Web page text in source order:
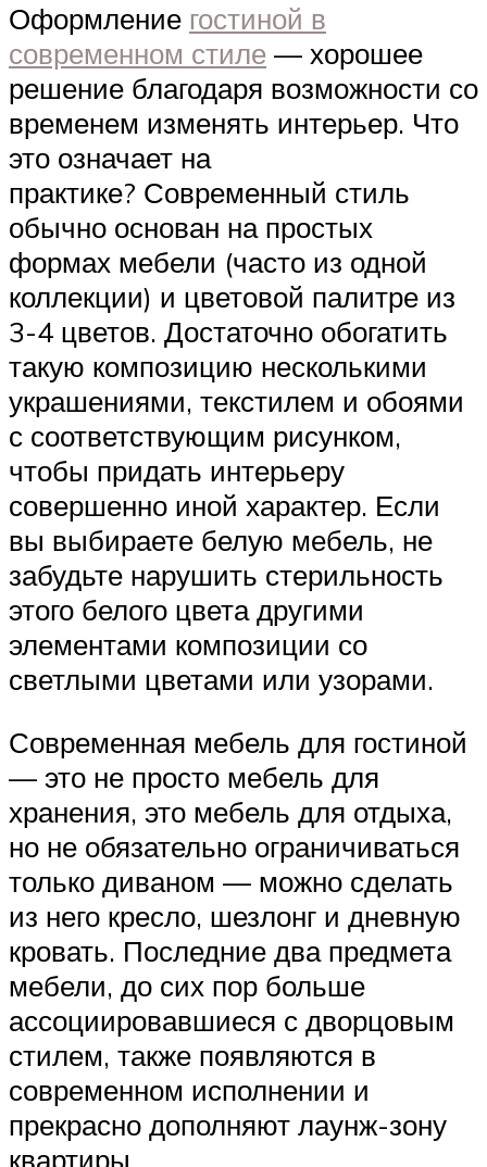
Оформление гостиной в
современном стиле — хорошее
решение благодаря возможности со
временем изменять интерьер. Что
это означает на
практике? Современный стиль
обычно основан на простых
формах мебели (часто из одной
коллекции) и цветовой палитре из
3-4 цветов. Достаточно обогатить
такую композицию несколькими
украшениями, текстилем и обоями
с соответствующим рисунком,
чтобы придать интерьеру
совершенно иной характер. Если
вы выбираете белую мебель, не
забудьте нарушить стерильность
этого белого цвета другими
элементами композиции со
светлыми цветами или узорами.
Современная мебель для гостиной
— это не просто мебель для
хранения, это мебель для отдыха,
но не обязательно ограничиваться
только диваном — можно сделать
из него кресло, шезлонг и дневную
кровать. Последние два предмета
мебели, до сих пор больше
ассоциировавшиеся с дворцовым
стилем, также появляются в
современном исполнении и
прекрасно дополняют лаунж-зону
квартиры.